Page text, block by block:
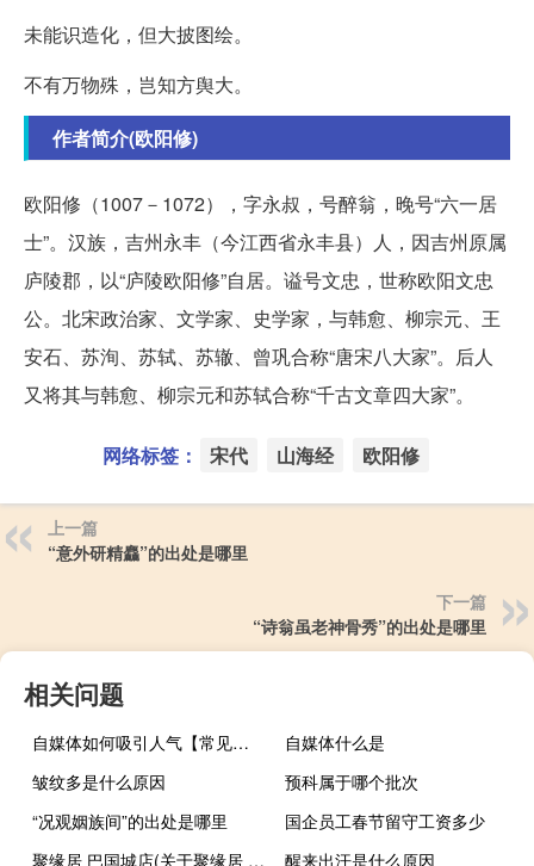
未能识造化，但大披图绘。
不有万物殊，岂知方舆大。
作者简介(欧阳修)
欧阳修（1007－1072），字永叔，号醉翁，晚号“六一居
士”。汉族，吉州永丰（今江西省永丰县）人，因吉州原属
庐陵郡，以“庐陵欧阳修”自居。谥号文忠，世称欧阳文忠
公。北宋政治家、文学家、史学家，与韩愈、柳宗元、王
安石、苏洵、苏轼、苏辙、曾巩合称“唐宋八大家”。后人
又将其与韩愈、柳宗元和苏轼合称“千古文章四大家”。
网络标签： 宋代 山海经 欧阳修
上一篇
“意外研精麤”的出处是哪里
下一篇
“诗翁虽老神骨秀”的出处是哪里
相关问题
自媒体如何吸引人气【常见的策略和方法提高吸引力】
自媒体什么是
皱纹多是什么原因
预科属于哪个批次
“况观姻族间”的出处是哪里
国企员工春节留守工资多少
聚缘居 巴国城店(关于聚缘居 巴国城店简述)
醒来出汗是什么原因